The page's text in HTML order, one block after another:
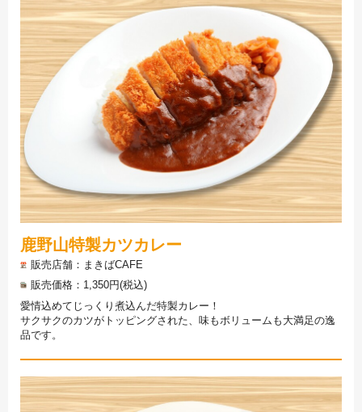
鹿野山特製カツカレー
販売店舗
まきばCAFE
販売価格
1,350円(税込)
愛情込めてじっくり煮込んだ特製カレー！
サクサクのカツがトッピングされた、味もボリュームも大満足の逸
品です。